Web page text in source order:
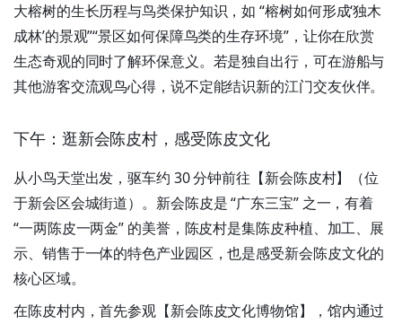
大榕树的生长历程与鸟类保护知识，如 “榕树如何形成‘独木
成林’的景观”“景区如何保障鸟类的生存环境”，让你在欣赏
生态奇观的同时了解环保意义。若是独自出行，可在游船与
其他游客交流观鸟心得，说不定能结识新的江门交友伙伴。
下午：逛新会陈皮村，感受陈皮文化
从小鸟天堂出发，驱车约 30 分钟前往【新会陈皮村】（位
于新会区会城街道）。新会陈皮是 “广东三宝” 之一，有着
“一两陈皮一两金” 的美誉，陈皮村是集陈皮种植、加工、展
示、销售于一体的特色产业园区，也是感受新会陈皮文化的
核心区域。
在陈皮村内，首先参观【新会陈皮文化博物馆】，馆内通过